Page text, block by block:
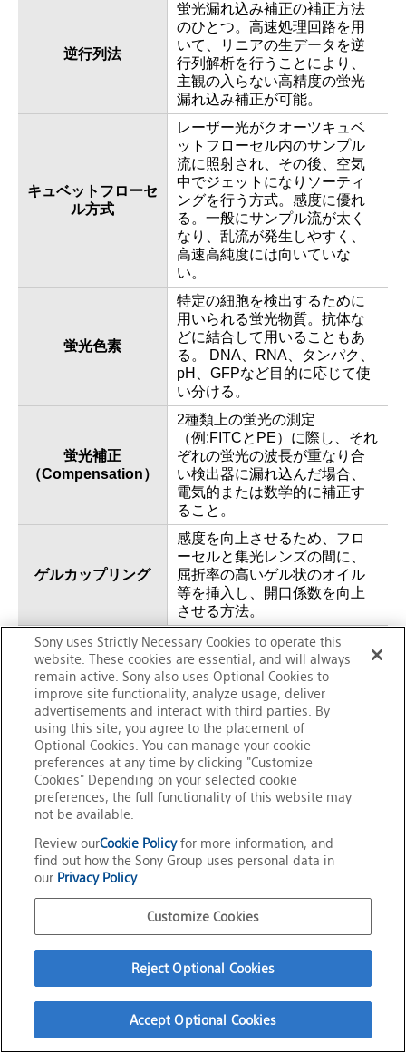
逆行列法
蛍光漏れ込み補正の補正方法
のひとつ。高速処理回路を用
いて、リニアの生データを逆
行列解析を行うことにより、
主観の入らない高精度の蛍光
漏れ込み補正が可能。
キュベットフローセ
ル方式
レーザー光がクオーツキュベ
ットフローセル内のサンプル
流に照射され、その後、空気
中でジェットになりソーティ
ングを行う方式。感度に優れ
る。一般にサンプル流が太く
なり、乱流が発生しやすく、
高速高純度には向いていな
い。
蛍光色素
特定の細胞を検出するために
用いられる蛍光物質。抗体な
どに結合して用いることもあ
る。 DNA、RNA、タンパク、
pH、GFPなど目的に応じて使
い分ける。
蛍光補正
（Compensation）
2種類上の蛍光の測定
（例:FITCとPE）に際し、それ
ぞれの蛍光の波長が重なり合
い検出器に漏れ込んだ場合、
電気的または数学的に補正す
ること。
ゲルカップリング
感度を向上させるため、フロ
ーセルと集光レンズの間に、
屈折率の高いゲル状のオイル
等を挿入し、開口係数を向上
させる方法。
ゲーティング
（Gating）
測定したサンプル全体の内、
目的の細胞集団を解析するた
め、ある指標（例:大きさ）に
ついて数学的な制限を設定す
ること。
光軸調整
水流（フロー）の中心に光
（レーザー光）が照射される
ように、レンズまたはミラ
ー、フローセルを動かし、CV
う。光軸が固定された機器で
は、確認操作のみを行う。
抗体
抗体とは、抗原と特異的に反
応する免疫グロブリン
(Immunoglobulin=Ig)の総称
で、2本の重鎖と2本の軽鎖が
組み合わさって、Y字型をして
いるタンパクである。
コールター原理
Wallace H. Coulterが発明し
た、細孔電気抵抗法による自
動微粒子数計測法。細胞体積
Sony uses Strictly Necessary Cookies to operate this
website. These cookies are essential, and will always
remain active. Sony also uses Optional Cookies to
improve site functionality, analyze usage, deliver
advertisements and interact with third parties. By
using this site, you agree to the placement of
Optional Cookies. You can manage your cookie
preferences at any time by clicking "Customize
Cookies" Depending on your selected cookie
preferences, the full functionality of this website may
not be available.
Review ourCookie Policyfor more information, and
find out how the Sony Group uses personal data in
our Privacy Policy.
Customize Cookies
Reject Optional Cookies
Accept Optional Cookies